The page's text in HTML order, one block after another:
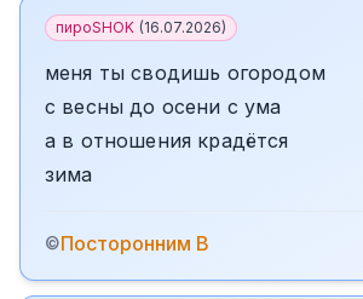
пироSHOK (16.07.2026)
меня ты сводишь огородом
с весны до осени с ума
а в отношения крадётся
зима
©Посторонним В